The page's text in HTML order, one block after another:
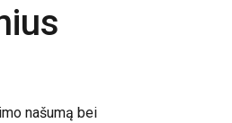
našumą bei